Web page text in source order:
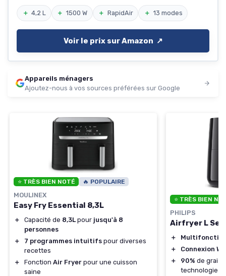
＋ 4,2 L ＋ 1500 W ＋ RapidAir ＋ 13 modes
Voir le prix sur Amazon ↗️
Appareils ménagers
Ajoutez-nous à vos sources préférées sur Google
⭐ TRÈS BIEN NOTÉ 🔥 POPULAIRE
MOULINEX
Easy Fry Essential 8,3L
＋ Capacité de 8,3L pour jusqu'à 8
personnes
＋
7 programmes intuitifs pour diverses
recettes
＋
Fonction Air Fryer pour une cuisson
saine
⭐ TRÈS BIEN
PHILIPS
Airfryer L
＋
＋
Connexion
＋
90% de
technologie